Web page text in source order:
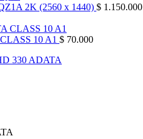
2K (2560 x 1440) $ 1.150.000
10 A1 $ 70.000